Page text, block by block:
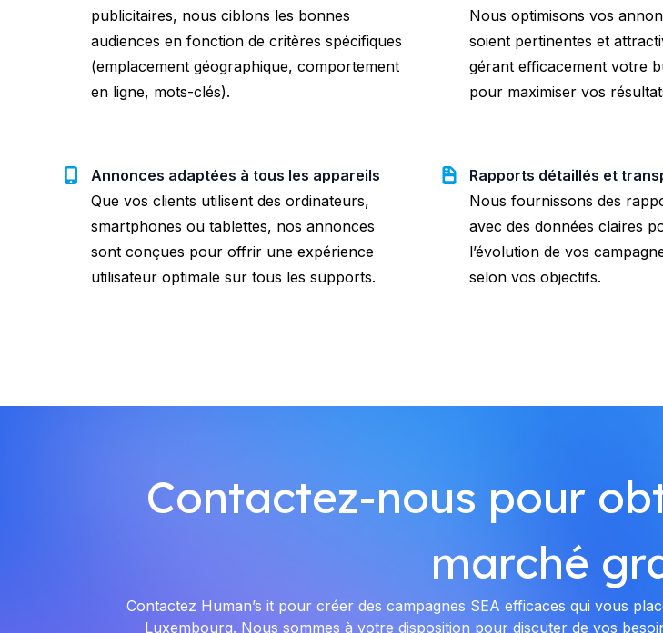
publicitaires, nous ciblons les bonnes
audiences en fonction de critères spécifiques
(emplacement géographique, comportement
en ligne, mots-clés).
Nous optimisons vos
soient pertinentes et
gérant efficacement votre
pour maximiser vos
Annonces adaptées à tous les appareils
Que vos clients utilisent des ordinateurs,
smartphones ou tablettes, nos annonces
sont conçues pour offrir une expérience
utilisateur optimale sur tous les supports.
Rapports détaillés et
Nous fournissons des
avec des données claires
l’évolution de vos
selon vos objectifs.
Contactez-nous pour
marché
Contactez Human’s it pour créer des campagnes SEA efficaces qui vous
Luxembourg. Nous sommes à votre disposition pour discuter de vos